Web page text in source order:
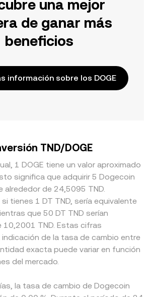
una mejor
de ganar más
beneficios
información sobre los DOGE
TND/DOGE
1 DOGE tiene un valor aproximado
significa que adquirir 5 Dogecoin
alrededor de 24,5095 TND.
tienes 1 DT TND, sería equivalente
que 50 DT TND serían
10,2001 TND. Estas cifras
de la tasa de cambio entre
exacta puede variar en función
del mercado.
la tasa de cambio de Dogecoin